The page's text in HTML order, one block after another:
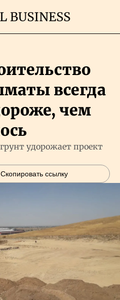
всегда
чем
удорожает проект
Скопировать ссылку